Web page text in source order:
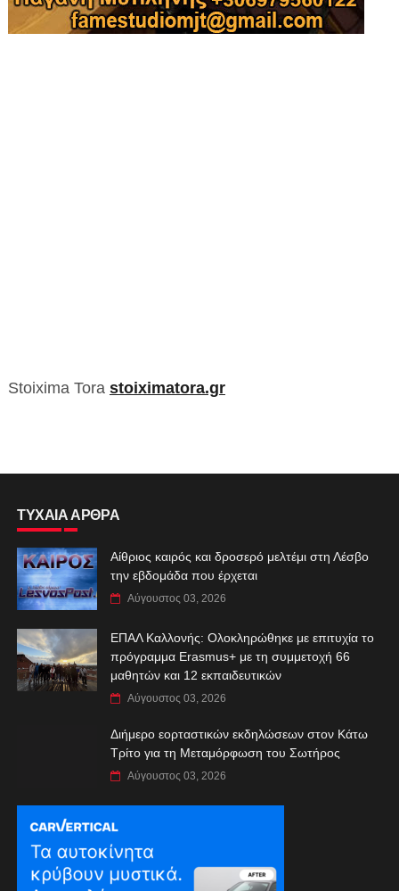
Stoixima Tora stoiximatora.gr
ΤΥΧΑΙΑ ΑΡΘΡΑ
Αίθριος καιρός και δροσερό μελτέμι στη Λέσβο
την εβδομάδα που έρχεται
Αύγουστος 03, 2026
ΕΠΑΛ Καλλονής: Ολοκληρώθηκε με επιτυχία το
πρόγραμμα Erasmus+ με τη συμμετοχή 66
μαθητών και 12 εκπαιδευτικών
Αύγουστος 03, 2026
Διήμερο εορταστικών εκδηλώσεων στον Κάτω
Τρίτο για τη Μεταμόρφωση του Σωτήρος
Αύγουστος 03, 2026